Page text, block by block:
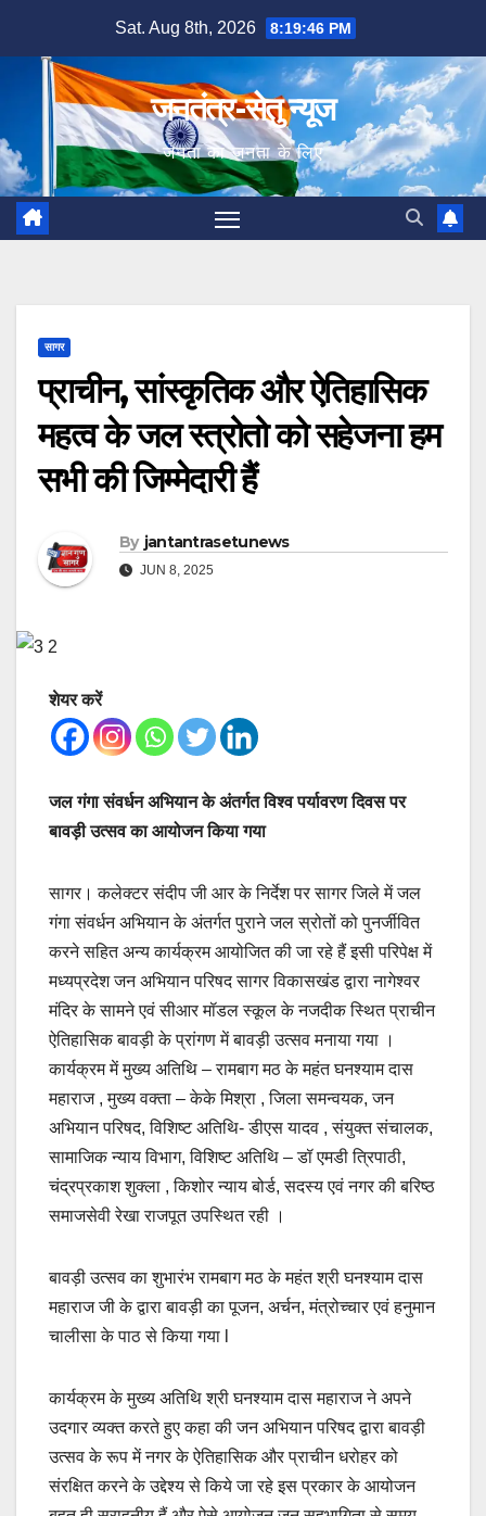
content
Sat. Aug 8th, 2026 8:19:48 PM
जनतंत्र-सेतु न्यूज
जनता का जनता के लिए
सागर
प्राचीन, सांस्कृतिक और ऐतिहासिक
महत्व के जल स्त्रोतो को सहेजना हम
सभी की जिम्मेदारी हैं
By jantantrasetunews
JUN 8, 2025
शेयर करें
जल गंगा संवर्धन अभियान के अंतर्गत विश्व पर्यावरण दिवस पर
बावड़ी उत्सव का आयोजन किया गया
सागर। कलेक्टर संदीप जी आर के निर्देश पर सागर जिले में जल
गंगा संवर्धन अभियान के अंतर्गत पुराने जल स्रोतों को पुनर्जीवित
करने सहित अन्य कार्यक्रम आयोजित की जा रहे हैं इसी परिपेक्ष में
मध्यप्रदेश जन अभियान परिषद सागर विकासखंड द्वारा नागेश्वर
मंदिर के सामने एवं सीआर मॉडल स्कूल के नजदीक स्थित प्राचीन
ऐतिहासिक बावड़ी के प्रांगण में बावड़ी उत्सव मनाया गया ।
कार्यक्रम में मुख्य अतिथि – रामबाग मठ के महंत घनश्याम दास
महाराज , मुख्य वक्ता – केके मिश्रा , जिला समन्वयक, जन
अभियान परिषद, विशिष्ट अतिथि- डीएस यादव , संयुक्त संचालक,
सामाजिक न्याय विभाग, विशिष्ट अतिथि – डॉ एमडी त्रिपाठी,
चंद्रप्रकाश शुक्ला , किशोर न्याय बोर्ड, सदस्य एवं नगर की बरिष्ठ
समाजसेवी रेखा राजपूत उपस्थित रही ।
बावड़ी उत्सव का शुभारंभ रामबाग मठ के महंत श्री घनश्याम दास
महाराज जी के द्वारा बावड़ी का पूजन, अर्चन, मंत्रोच्चार एवं हनुमान
चालीसा के पाठ से किया गया l
कार्यक्रम के मुख्य अतिथि श्री घनश्याम दास महाराज ने अपने
उदगार व्यक्त करते हुए कहा की जन अभियान परिषद द्वारा बावड़ी
उत्सव के रूप में नगर के ऐतिहासिक और प्राचीन धरोहर को
संरक्षित करने के उद्देश्य से किये जा रहे इस प्रकार के आयोजन